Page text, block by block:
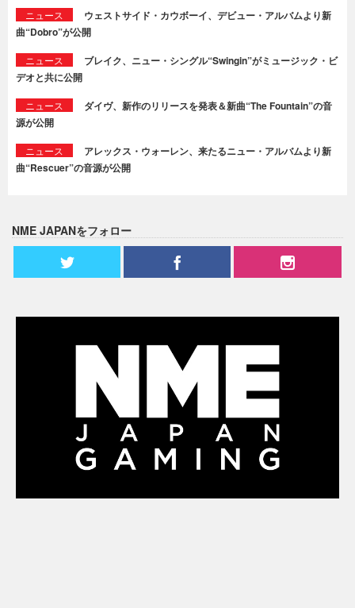
ニュース
ウェストサイド・カウボーイ、デビュー・アルバムより新
曲“Dobro”が公開
ニュース
ブレイク、ニュー・シングル“Swingin”がミュージック・ビ
デオと共に公開
ニュース
ダイヴ、新作のリリースを発表＆新曲“The Fountain”の音
源が公開
ニュース
アレックス・ウォーレン、来たるニュー・アルバムより新
曲“Rescuer”の音源が公開
NME JAPANをフォロー